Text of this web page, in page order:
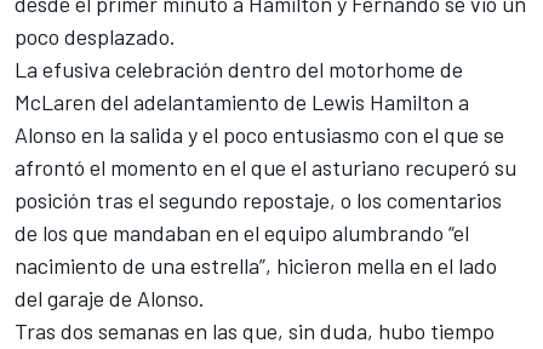
poco desplazado.
La efusiva celebración dentro del motorhome de
McLaren del adelantamiento de Lewis Hamilton a
Alonso en la salida y el poco entusiasmo con el que se
afrontó el momento en el que el asturiano recuperó su
posición tras el segundo repostaje, o los comentarios
de los que mandaban en el equipo alumbrando “el
nacimiento de una estrella”, hicieron mella en el lado
del garaje de Alonso.
Tras dos semanas en las que, sin duda, hubo tiempo